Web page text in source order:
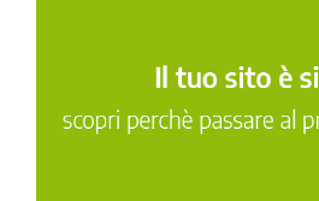
Lavora con noi